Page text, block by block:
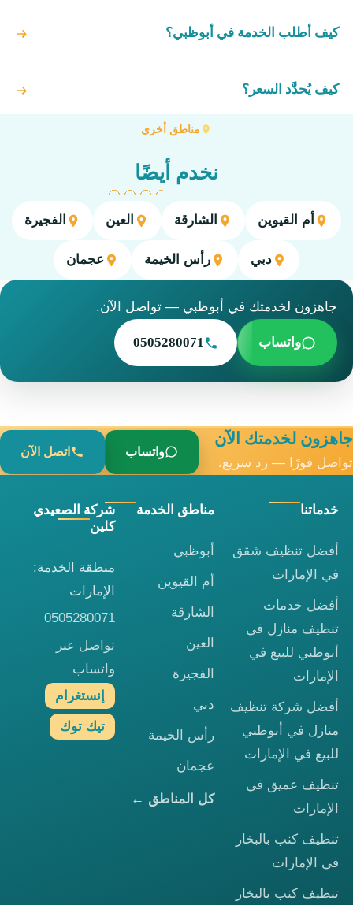
كيف أطلب الخدمة في أبوظبي؟
كيف يُحدَّد السعر؟
مناطق أخرى
نخدم أيضًا
أم القيوين الشارقة العين الفجيرة
دبي رأس الخيمة عجمان
جاهزون لخدمتك في أبوظبي — تواصل الآن.
واتساب 0505280071
جاهزون لخدمتك الآن
تواصل فورًا — رد سريع.
واتساب اتصل الآن
خدماتنا
أفضل تنظيف شقق
في الإمارات
أفضل خدمات
تنظيف منازل في
أبوظبي للبيع في
الإمارات
أفضل شركة تنظيف
منازل في أبوظبي
للبيع في الإمارات
تنظيف عميق في
الإمارات
تنظيف كنب بالبخار
في الإمارات
تنظيف كنب بالبخار
مناطق الخدمة
أبوظبي
أم القيوين
الشارقة
العين
الفجيرة
دبي
رأس الخيمة
عجمان
كل المناطق ←
شركة الصعيدي
كلين
منطقة الخدمة:
الإمارات
0505280071
تواصل عبر
واتساب
إنستغرام
تيك توك